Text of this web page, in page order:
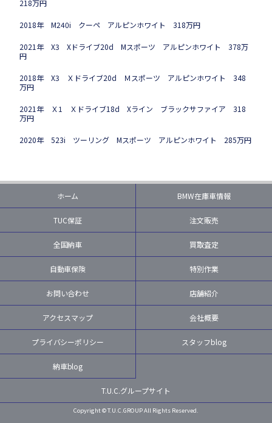
218万円
2018年 M240i クーペ アルピンホワイト 318万円
2021年 X3 Xドライブ20d Mスポーツ アルピンホワイト 378万
円
2018年 X3 Ｘドライブ20d Ｍスポーツ アルピンホワイト 348
万円
2021年 Ｘ1 Ｘドライブ18d Xライン ブラックサファイア 318
万円
2020年 523i ツーリング Mスポーツ アルピンホワイト 285万円
ホーム BMW在庫車情報
TUC保証 注文販売
全国納車 買取査定
自動車保険 特別作業
お問い合わせ 店舗紹介
アクセスマップ 会社概要
プライバシーポリシー スタッフblog
納車blog
T.U.C.グループサイト
Copyright © T.U.C.GROUP All Rights Reserved.